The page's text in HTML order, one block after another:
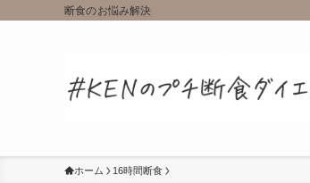
断食のお悩み解決
ホーム 16時間断食